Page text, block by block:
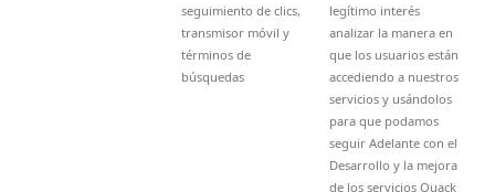
seguimiento de clics,
transmisor móvil y
términos de
búsquedas
legítimo interés
analizar la manera en
que los usuarios están
accediendo a nuestros
servicios y usándolos
para que podamos
seguir Adelante con el
Desarrollo y la mejora
de los servicios Quack